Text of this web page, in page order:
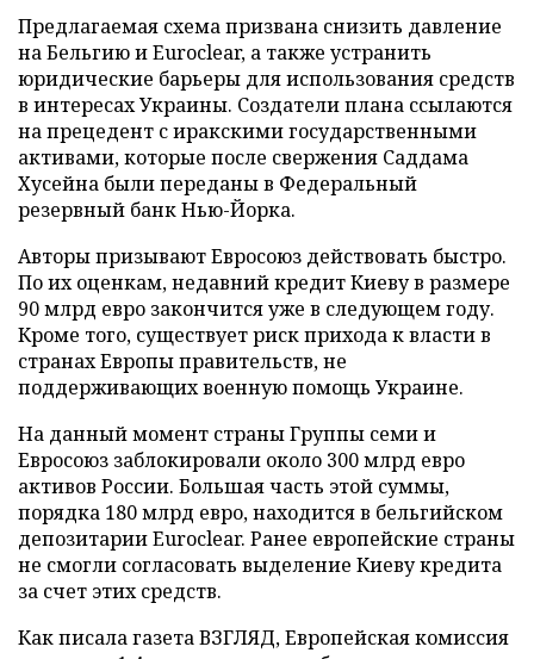
Предлагаемая схема призвана снизить давление
на Бельгию и Euroclear, а также устранить
юридические барьеры для использования средств
в интересах Украины. Создатели плана ссылаются
на прецедент с иракскими государственными
активами, которые после свержения Саддама
Хусейна были переданы в Федеральный
резервный банк Нью-Йорка.
Авторы призывают Евросоюз действовать быстро.
По их оценкам, недавний кредит Киеву в размере
90 млрд евро закончится уже в следующем году.
Кроме того, существует риск прихода к власти в
странах Европы правительств, не
поддерживающих военную помощь Украине.
На данный момент страны Группы семи и
Евросоюз заблокировали около 300 млрд евро
активов России. Большая часть этой суммы,
порядка 180 млрд евро, находится в бельгийском
депозитарии Euroclear. Ранее европейские страны
не смогли согласовать выделение Киеву кредита
за счет этих средств.
Как писала газета ВЗГЛЯД, Европейская комиссия